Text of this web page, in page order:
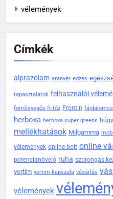
vélemények
Címkék
alprazolam aranyér edzés
tapasztalatok felhasználói
forrólevegős fritőz Frontin
herboxa herboxa super greens
mellékhatások Milgamma mobil
vélemények online bolt online
potencianövelő ruha szorongás
vertim vertim kapszula vásárlás
vélemények